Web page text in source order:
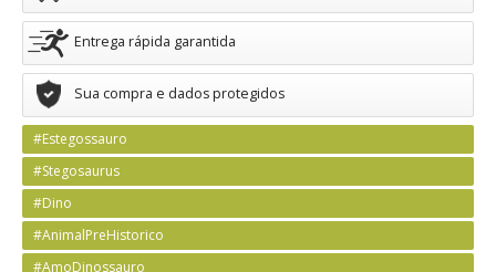
Entrega rápida garantida
Sua compra e dados protegidos
#Estegossauro
#Stegosaurus
#Dino
#AnimalPreHistorico
#AmoDinossauro